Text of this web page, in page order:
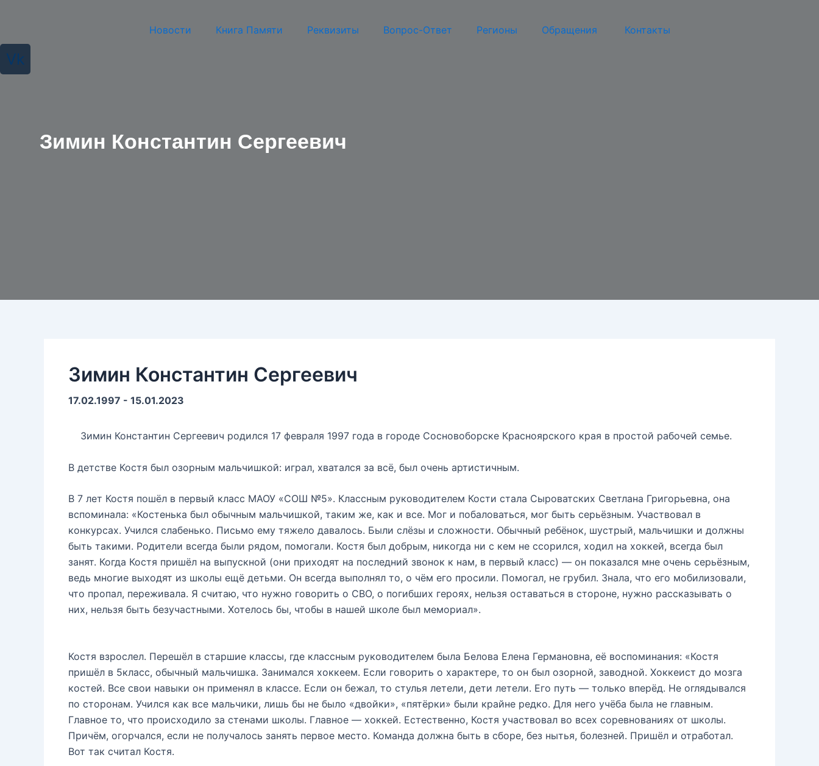
Новости Книга Памяти Реквизиты Вопрос-Ответ Регионы Обращения Контакты
Vk
Зимин Константин Сергеевич
Зимин Константин Сергеевич
17.02.1997 - 15.01.2023
Зимин Константин Сергеевич родился 17 февраля 1997 года в городе Сосновоборске Красноярского края в простой рабочей семье.
В детстве Костя был озорным мальчишкой: играл, хватался за всё, был очень артистичным.
В 7 лет Костя пошёл в первый класс МАОУ «СОШ №5». Классным руководителем Кости стала Сыроватских Светлана Григорьевна, она
вспоминала: «Костенька был обычным мальчишкой, таким же, как и все. Мог и побаловаться, мог быть серьёзным. Участвовал в
конкурсах. Учился слабенько. Письмо ему тяжело давалось. Были слёзы и сложности. Обычный ребёнок, шустрый, мальчишки и должны
быть такими. Родители всегда были рядом, помогали. Костя был добрым, никогда ни с кем не ссорился, ходил на хоккей, всегда был
занят. Когда Костя пришёл на выпускной (они приходят на последний звонок к нам, в первый класс) — он показался мне очень серьёзным,
ведь многие выходят из школы ещё детьми. Он всегда выполнял то, о чём его просили. Помогал, не грубил. Знала, что его мобилизовали,
что пропал, переживала. Я считаю, что нужно говорить о СВО, о погибших героях, нельзя оставаться в стороне, нужно рассказывать о
них, нельзя быть безучастными. Хотелось бы, чтобы в нашей школе был мемориал».
Костя взрослел. Перешёл в старшие классы, где классным руководителем была Белова Елена Германовна, её воспоминания: «Костя
пришёл в 5класс, обычный мальчишка. Занимался хоккеем. Если говорить о характере, то он был озорной, заводной. Хоккеист до мозга
костей. Все свои навыки он применял в классе. Если он бежал, то стулья летели, дети летели. Его путь — только вперёд. Не оглядывался
по сторонам. Учился как все мальчики, лишь бы не было «двойки», «пятёрки» были крайне редко. Для него учёба была не главным.
Главное то, что происходило за стенами школы. Главное — хоккей. Естественно, Костя участвовал во всех соревнованиях от школы.
Причём, огорчался, если не получалось занять первое место. Команда должна быть в сборе, без нытья, болезней. Пришёл и отработал.
Вот так считал Костя.